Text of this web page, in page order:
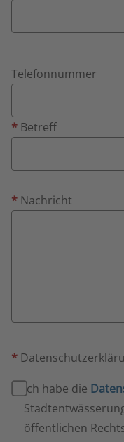
Telefonnummer
* Betreff
* Nachricht
*
Ich habe die
öffentlichen